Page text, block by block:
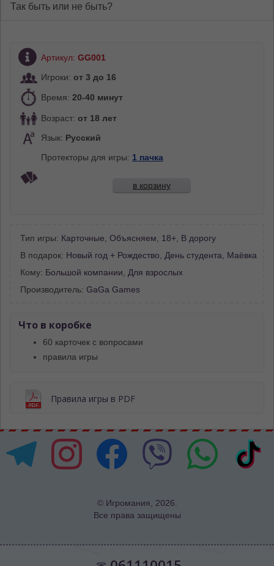
Так быть или не быть?
Артикул: GG001
Игроки: от 3 до 16
Время: 20-40 минут
Возраст: от 18 лет
Язык: Русский
Протекторы для игры: 1 пачка
в корзину
Тип игры: Карточные Объясняем 18+ В дорогу
В подарок: Новый год + Рождество День студента
Маёвка
Кому: Большой компании
Для взрослых
Производитель: GaGa Games
Что в коробке
60 карточек с вопросами
правила игры
Правила игры в PDF
© Игромания, 2026.
Все права защищены